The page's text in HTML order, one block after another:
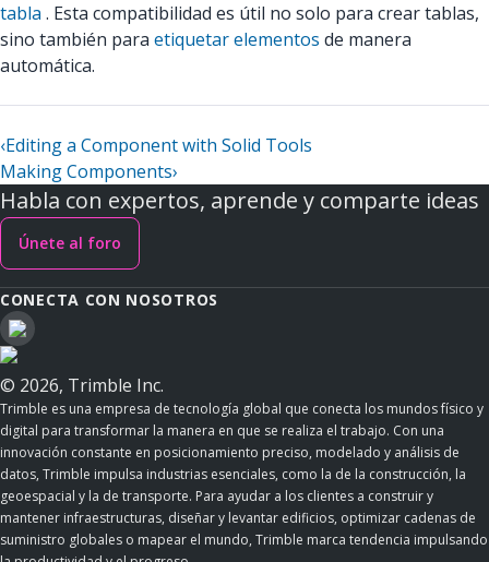
tabla . Esta compatibilidad es útil no solo para crear tablas,
sino también para etiquetar elementos de manera
automática.
‹Editing a Component with Solid Tools
Making Components›
Habla con expertos, aprende y comparte ideas
Únete al foro
CONECTA CON NOSOTROS
© 2026, Trimble Inc.
Trimble es una empresa de tecnología global que conecta los mundos físico y
digital para transformar la manera en que se realiza el trabajo. Con una
innovación constante en posicionamiento preciso, modelado y análisis de
datos, Trimble impulsa industrias esenciales, como la de la construcción, la
geoespacial y la de transporte. Para ayudar a los clientes a construir y
mantener infraestructuras, diseñar y levantar edificios, optimizar cadenas de
suministro globales o mapear el mundo, Trimble marca tendencia impulsando